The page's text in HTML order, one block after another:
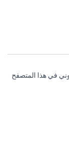
في هذا المتصفح